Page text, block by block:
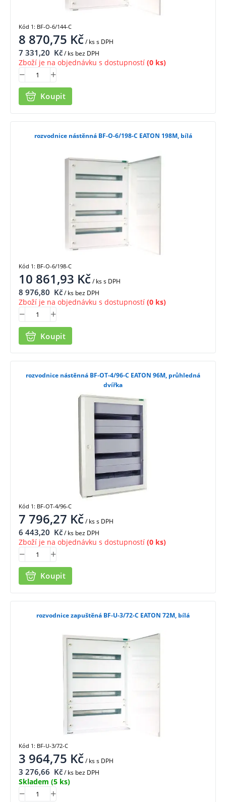
8 870,75 Kč/ kss DPH
7 331,20 Kč/ ks bez DPH
Zboží je na objednávku s dostupností (0 ks)
Koupit
Kód 1: BF-O-6/144-C
rozvodnice nástěnná BF-O-6/198-C EATON 198M, bílá
10 861,93 Kč/ kss DPH
8 976,80 Kč/ ks bez DPH
Zboží je na objednávku s dostupností (0 ks)
Koupit
Kód 1: BF-O-6/198-C
rozvodnice nástěnná BF-OT-4/96-C EATON 96M, průhledná
dvířka
7 796,27 Kč/ kss DPH
6 443,20 Kč/ ks bez DPH
Zboží je na objednávku s dostupností (0 ks)
Koupit
Kód 1: BF-OT-4/96-C
rozvodnice zapuštěná BF-U-3/72-C EATON 72M, bílá
3 964,75 Kč/ kss DPH
3 276,66 Kč/ ks bez DPH
Skladem (5 ks)
Kód 1: BF-U-3/72-C